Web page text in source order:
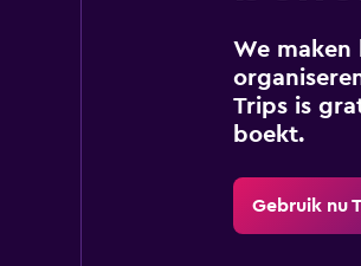
We maken
Trips is
boekt.
Gebruik nu